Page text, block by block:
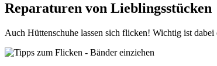
Reparaturen von Lieblingsstücken
Auch Hüttenschuhe lassen sich flicken! Wichtig ist